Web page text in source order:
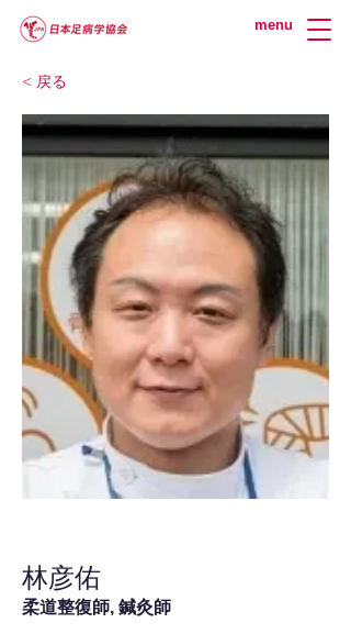
menu
< 戻る
林彦佑
柔道整復師, 鍼灸師